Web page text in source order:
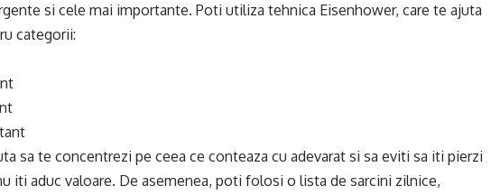
si cele mai importante. Poti utiliza tehnica Eisenhower, care te ajuta
categorii:
sa te concentrezi pe ceea ce conteaza cu adevarat si sa eviti sa iti pierzi
iti aduc valoare. De asemenea, poti folosi o lista de sarcini zilnice,